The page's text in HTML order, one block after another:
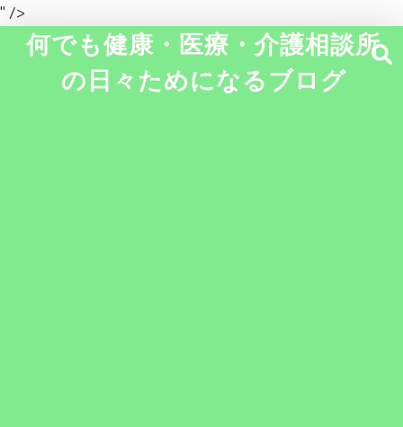
" />
何でも健康・医療・介護相談所
の日々ためになるブログ